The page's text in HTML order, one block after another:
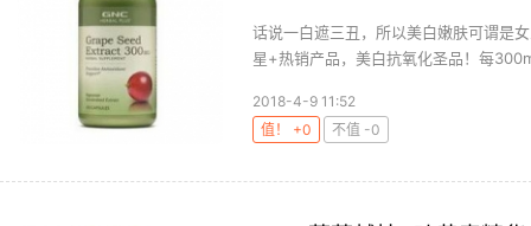
话说一白遮三丑，所以美白嫩肤可谓是
星+热销产品，美白抗氧化圣品！每
2018-4-9 11:52
值！ +0
不值 -0